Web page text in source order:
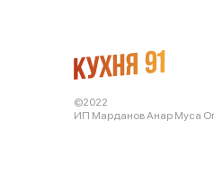
©2022
ИП Марданов Анар Муса